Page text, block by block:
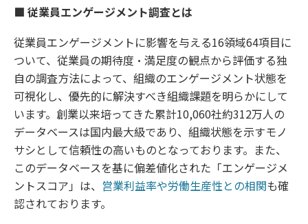
■ 従業員エンゲージメント調査とは
従業員エンゲージメントに影響を与える16領域64項目に
ついて、従業員の期待度・満足度の観点から評価する独
自の調査方法によって、組織のエンゲージメント状態を
可視化し、優先的に解決すべき組織課題を明らかにして
います。創業以来培ってきた累計10,060社約312万人の
データベースは国内最大級であり、組織状態を示すモノ
サシとして信頼性の高いものとなっております。また、
このデータベースを基に偏差値化された「エンゲージメ
ントスコア」は、 営業利益率や労働生産性との相関も確
認されております。